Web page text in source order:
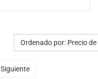
Siguiente
Ordenado por: Precio